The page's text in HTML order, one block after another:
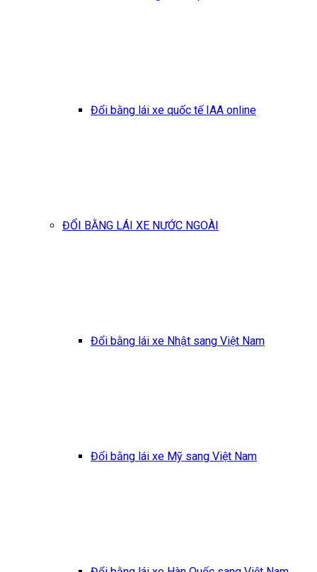
Đổi bằng lái xe quốc tế IAA online
ĐỔI BẰNG LÁI XE NƯỚC NGOÀI
Đổi bằng lái xe Nhật sang Việt Nam
Đổi bằng lái xe Mỹ sang Việt Nam